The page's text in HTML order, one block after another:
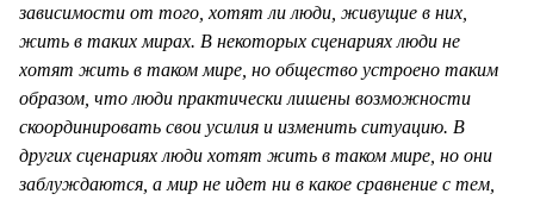
зависимости от того, хотят ли люди, живущие в них,
жить в таких мирах. В некоторых сценариях люди не
хотят жить в таком мире, но общество устроено таким
образом, что люди практически лишены возможности
скоординировать свои усилия и изменить ситуацию. В
других сценариях люди хотят жить в таком мире, но они
заблуждаются, а мир не идет ни в какое сравнение с тем,